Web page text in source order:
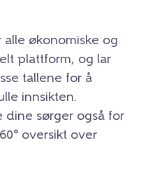
alle økonomiske og
plattform, og lar
tallene for å
innsikten.
dine sørger også for
oversikt over